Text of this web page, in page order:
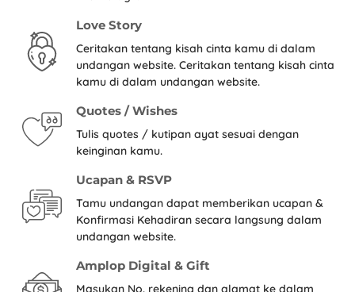
Love Story
Ceritakan tentang kisah cinta kamu di dalam
undangan website. Ceritakan tentang kisah cinta
kamu di dalam undangan website.
Quotes / Wishes
Tulis quotes / kutipan ayat sesuai dengan
keinginan kamu.
Ucapan & RSVP
Tamu undangan dapat memberikan ucapan &
Konfirmasi Kehadiran secara langsung dalam
undangan website.
Amplop Digital & Gift
Masukan No. rekening dan alamat ke dalam